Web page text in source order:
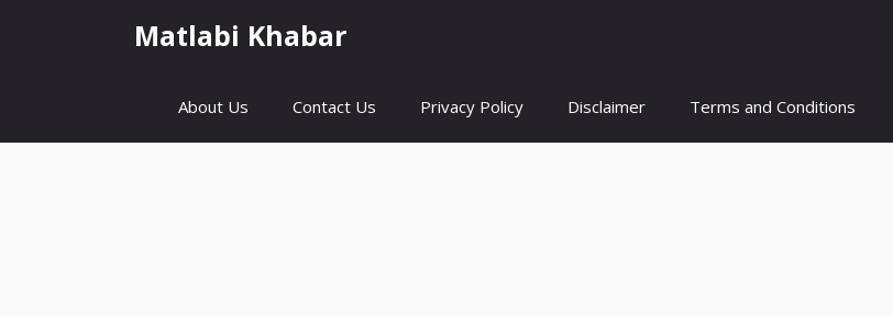
Matlabi Khabar
About Us Contact Us Privacy Policy Disclaimer Terms and Conditions